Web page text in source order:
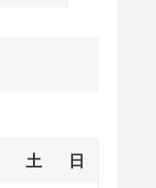
土 日